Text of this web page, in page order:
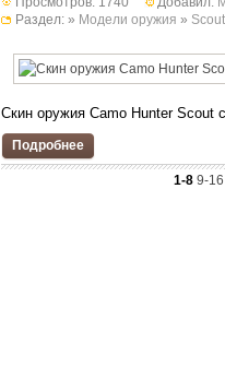
Раздел: » Модели оружия »
Скин оружия Camo Hunter Scout
Подробнее
1-8 9-16